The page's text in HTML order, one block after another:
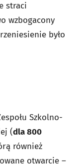
straci
wzbogacony
było
Szkolno-
(dla 800
również
otwarcie –